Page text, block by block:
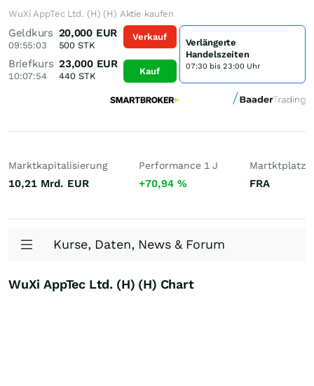
WuXi AppTec Ltd. (H) (H) Aktie kaufen
Geldkurs
09:55:03
20,000 EUR
500 STK
Briefkurs
10:07:54
23,000 EUR
440STK
Verkauf
Kauf
Verlängerte
Handelszeiten
07:30 bis 23:00 Uhr
Marktkapitalisierung
10,21 Mrd. EUR
Performance 1 J
+70,94 %
Martktplatz
FRA
Kurse, Daten, News & Forum
WuXi AppTec Ltd. (H) (H) Chart